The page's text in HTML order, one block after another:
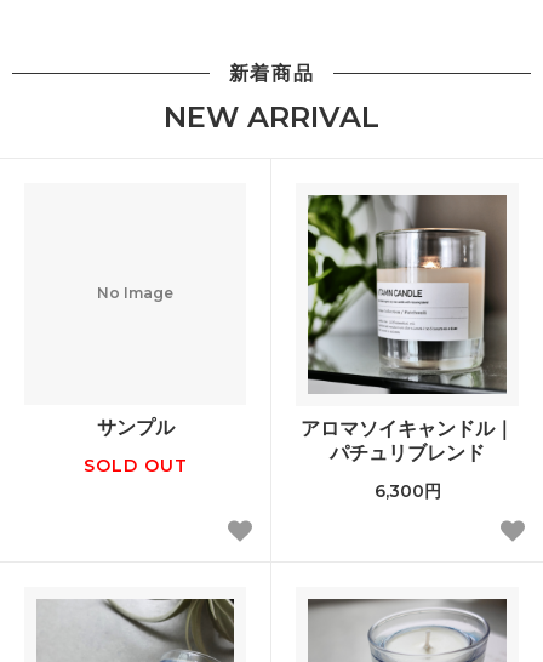
新着商品
NEW ARRIVAL
No Image
サンプル
SOLD OUT
アロマソイキャンドル｜
パチュリブレンド
6,300円